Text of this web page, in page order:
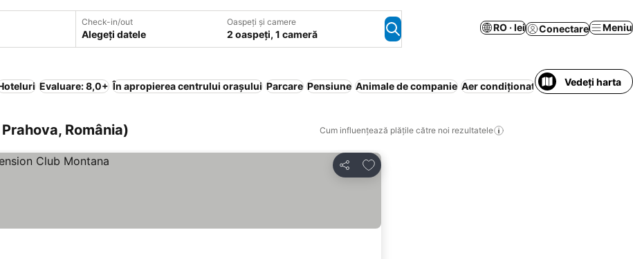
Check-in/out
Alegeți datele
Oaspeți și camere
2 oaspeți, 1 cameră
RO · lei Conectare Meniu
Evaluare: 8,0+ În apropierea centrului orașului Parcare Pensiune Animale de companie Aer condiționat Piscină Mic dejun
Vedeți harta
România) Cum influențează plățile către noi rezultatele
Distribuiți
Adăugaţi la favorite